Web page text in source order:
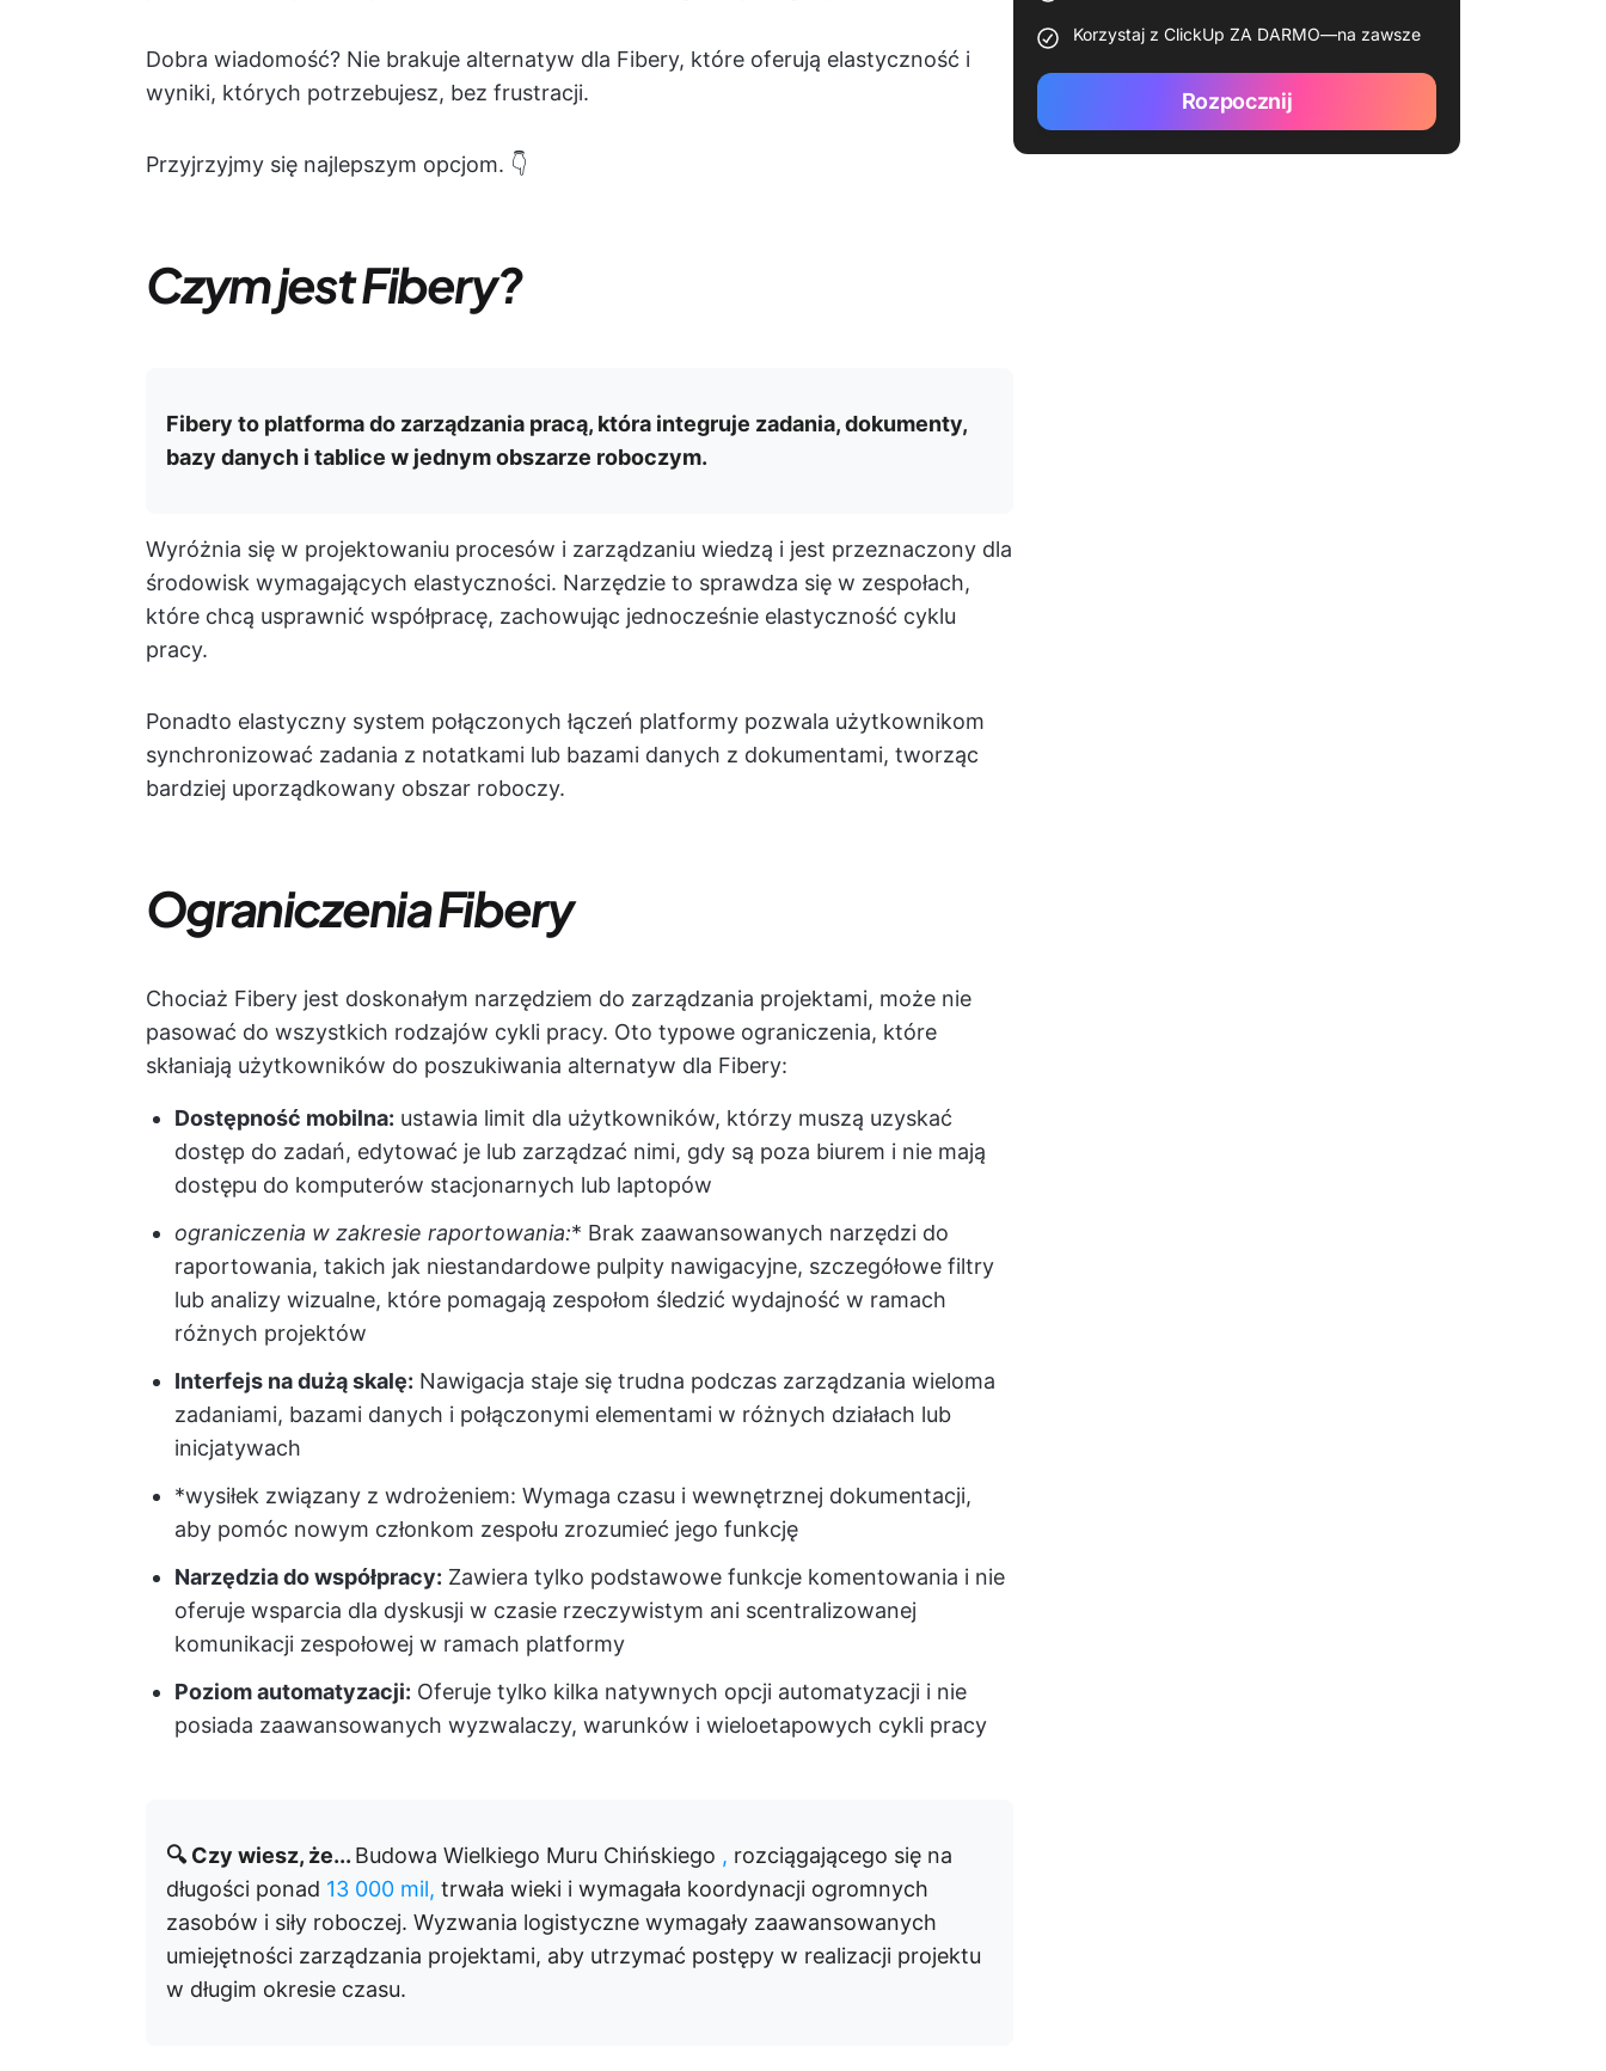
Dobra wiadomość? Nie brakuje alternatyw dla Fibery, które oferują elastyczność i
wyniki, których potrzebujesz, bez frustracji.
Przyjrzyjmy się najlepszym opcjom. 👇
Czym jest Fibery?
Fibery to platforma do zarządzania pracą, która integruje zadania, dokumenty,
bazy danych i tablice w jednym obszarze roboczym.
Wyróżnia się w projektowaniu procesów i zarządzaniu wiedzą i jest przeznaczony dla
środowisk wymagających elastyczności. Narzędzie to sprawdza się w zespołach,
które chcą usprawnić współpracę, zachowując jednocześnie elastyczność cyklu
pracy.
Ponadto elastyczny system połączonych łączeń platformy pozwala użytkownikom
synchronizować zadania z notatkami lub bazami danych z dokumentami, tworząc
bardziej uporządkowany obszar roboczy.
Ograniczenia Fibery
Chociaż Fibery jest doskonałym narzędziem do zarządzania projektami, może nie
pasować do wszystkich rodzajów cykli pracy. Oto typowe ograniczenia, które
skłaniają użytkowników do poszukiwania alternatyw dla Fibery:
Dostępność mobilna: ustawia limit dla użytkowników, którzy muszą uzyskać
dostęp do zadań, edytować je lub zarządzać nimi, gdy są poza biurem i nie mają
dostępu do komputerów stacjonarnych lub laptopów
ograniczenia w zakresie raportowania:* Brak zaawansowanych narzędzi do
raportowania, takich jak niestandardowe pulpity nawigacyjne, szczegółowe filtry
lub analizy wizualne, które pomagają zespołom śledzić wydajność w ramach
różnych projektów
Interfejs na dużą skalę: Nawigacja staje się trudna podczas zarządzania wieloma
zadaniami, bazami danych i połączonymi elementami w różnych działach lub
inicjatywach
*wysiłek związany z wdrożeniem: Wymaga czasu i wewnętrznej dokumentacji,
aby pomóc nowym członkom zespołu zrozumieć jego funkcję
Narzędzia do współpracy: Zawiera tylko podstawowe funkcje komentowania i nie
oferuje wsparcia dla dyskusji w czasie rzeczywistym ani scentralizowanej
komunikacji zespołowej w ramach platformy
Poziom automatyzacji: Oferuje tylko kilka natywnych opcji automatyzacji i nie
posiada zaawansowanych wyzwalaczy, warunków i wieloetapowych cykli pracy
🔍 Czy wiesz, że... Budowa Wielkiego Muru Chińskiego , rozciągającego się na
długości ponad 13 000 mil, trwała wieki i wymagała koordynacji ogromnych
zasobów i siły roboczej. Wyzwania logistyczne wymagały zaawansowanych
umiejętności zarządzania projektami, aby utrzymać postępy w realizacji projektu
w długim okresie czasu.
Korzystaj z ClickUp ZA DARMO—na zawsze
Rozpocznij